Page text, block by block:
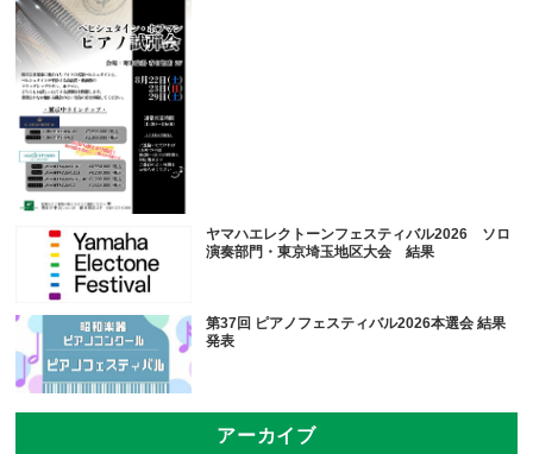
ヤマハエレクトーンフェスティバル2026 ソロ
演奏部門・東京埼玉地区大会 結果
第37回 ピアノフェスティバル2026本選会 結果
発表
アーカイブ